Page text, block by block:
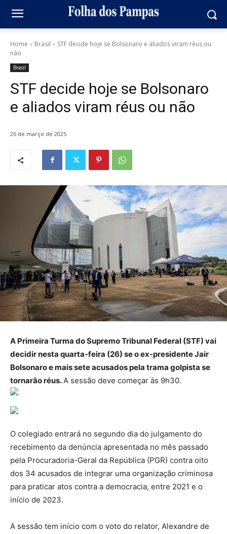
Home Brasil
STF decide hoje se Bolsonaro e aliados viram réus ou
não
Brasil
STF decide hoje se Bolsonaro
e aliados viram réus ou não
26 de março de 2025
A Primeira Turma do Supremo Tribunal Federal (STF) vai
decidir nesta quarta-feira (26) se o ex-presidente Jair
Bolsonaro e mais sete acusados pela trama golpista se
tornarão réus.A sessão deve começar às 9h30.
O colegiado entrará no segundo dia do julgamento do
recebimento da denúncia apresentada no mês passado
pela Procuradoria-Geral da República (PGR) contra oito
dos 34 acusados de integrar uma organização criminosa
para praticar atos contra a democracia, entre 2021 e o
início de 2023.
A sessão tem início com o voto do relator, Alexandre de